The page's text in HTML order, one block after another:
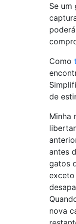
Se
Como
de
Minha
antes
gatos
nova